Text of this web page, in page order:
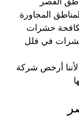
المجاورة
حشرات
في فلل
أرخص شركة